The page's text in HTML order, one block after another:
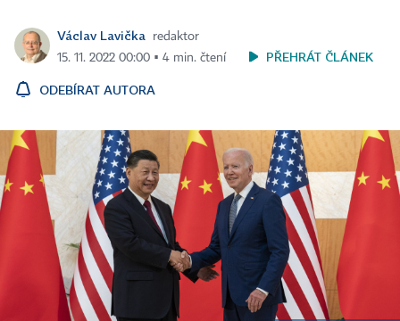
Václav Lavička
redaktor
15. 11. 2022 00:00 ▪ 4 min. čtení
PŘEHRÁT ČLÁNEK
ODEBÍRAT AUTORA